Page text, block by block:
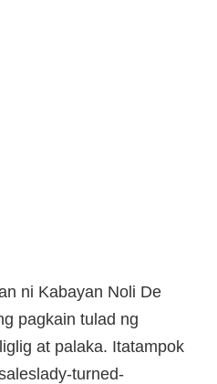
ni Kabayan Noli De
pagkain tulad ng
at palaka. Itatampok
turned-